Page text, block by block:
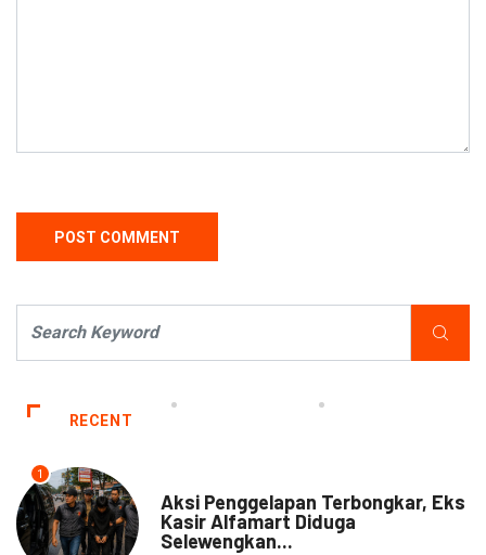
RECENT
1
Aksi Penggelapan Terbongkar, Eks
Kasir Alfamart Diduga
Selewengkan...